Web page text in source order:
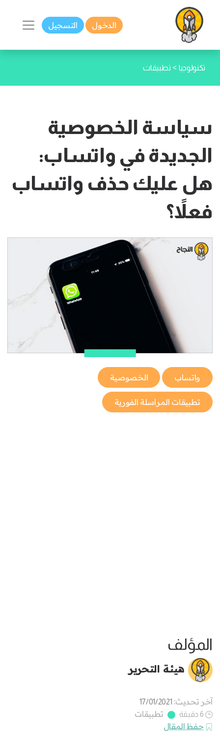
الدخول التسجيل
تكنولوجيا > تطبيقات
سياسة الخصوصية
الجديدة في واتساب:
هل عليك حذف واتساب
فعلاً؟
واتساب الخصوصية
تطبيقات المراسلة الفورية
المؤلف
هيئة التحرير
آخر تحديث: 17/01/2021
6 دقيقة
تطبيقات
حفظ المقال